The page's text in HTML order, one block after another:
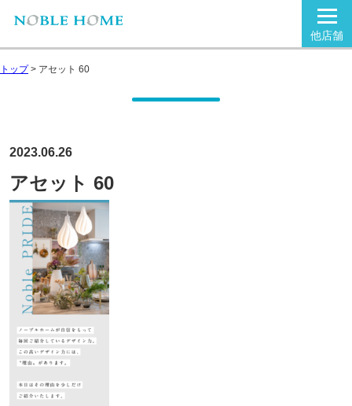
他店舗
トップ> アセット 60
2023.06.26
アセット 60